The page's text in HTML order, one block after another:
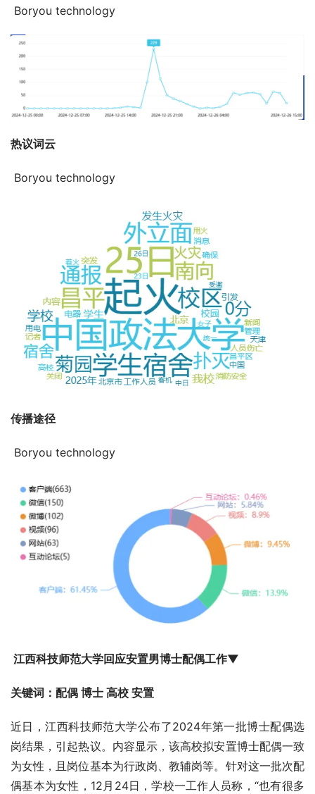
Boryou technology
热议词云
Boryou technology
传播途径
Boryou technology
江西科技师范大学回应安置男博士配偶工作▼
关键词：配偶 博士 高校 安置
近日，江西科技师范大学公布了2024年第一批博士配偶选
岗结果，引起热议。内容显示，该高校拟安置博士配偶一致
为女性，且岗位基本为行政岗、教辅岗等。针对这一批次配
偶基本为女性，12月24日，学校一工作人员称，“也有很多